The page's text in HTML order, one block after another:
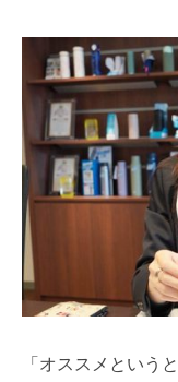
「オススメというと